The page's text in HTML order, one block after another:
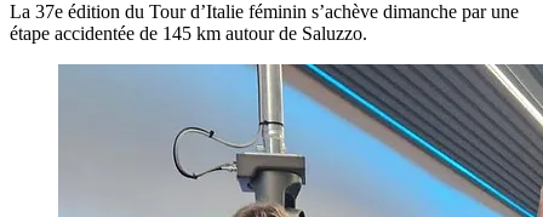
La 37e édition du Tour d’Italie féminin s’achève dimanche par une
étape accidentée de 145 km autour de Saluzzo.